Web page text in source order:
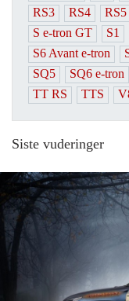
RS3
RS4 RS5
S e-tron GT
S1
S6 Avant e-tron
SQ5
SQ6 e-tron
TT RS
TTS
Siste vuderinger